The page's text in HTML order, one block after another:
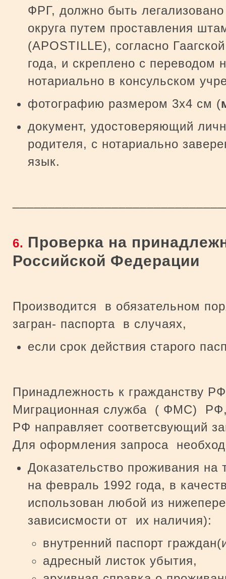
ФРГ, должно быть
округа путем проставления
(APOSTILLE), согласно
года, и скреплено с переводом
нотариально в консульском
фотографию размером 3х4 см (
документ, удостоверяющий
родителя, с нотариально
язык.
6. Проверка на
Российской Федерации
Производится в обязательном
загран- паспорта в случаях,
если срок действия старого
Принадлежность к гражданству
Миграционная служба ( ФМС) РФ,
РФ направляет соответсвующий
Для оформления запроса
Доказательство проживания
на февраль 1992 года, в
использован любой из
зависисмости от их наличия):
внутренний паспорт
адресный листок убытия,